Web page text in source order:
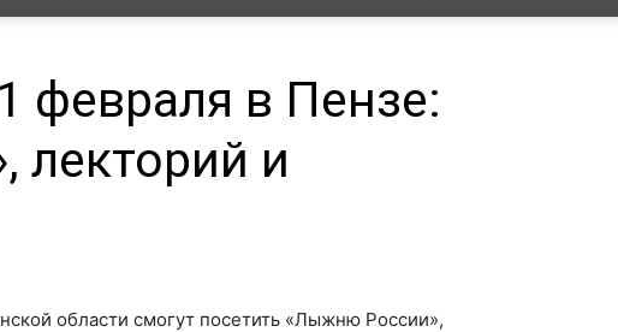
февраля в Пензе:
лекторий и
области смогут посетить «Лыжню России»,